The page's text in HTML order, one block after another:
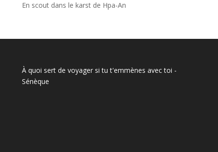
En scout dans le karst de Hpa-An
À quoi sert de voyager si tu t'emmènes avec toi -
Sénèque